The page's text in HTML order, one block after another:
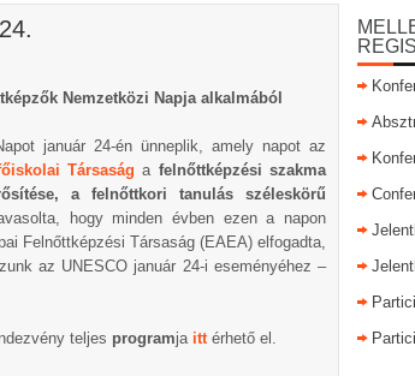
Nemzetközi Napja alkalmából
január 24-én ünneplik, amely napot az
Társaság a felnőttképzési szakma
a felnőttkori tanulás széleskörű
hogy minden évben ezen a napon
Felnőttképzési Társaság (EAEA) elfogadta,
az UNESCO január 24-i eseményéhez –
teljes programja ittérhető el.